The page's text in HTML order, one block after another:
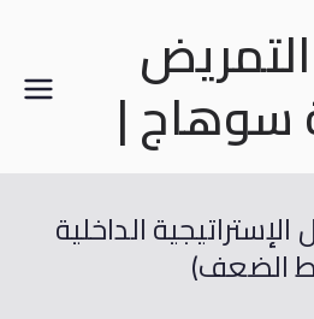
سوهاج |
الداخلية
الضعف)